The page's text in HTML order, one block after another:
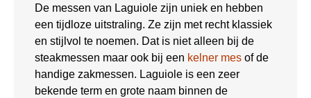
De messen van Laguiole zijn uniek en hebben
een tijdloze uitstraling. Ze zijn met recht klassiek
en stijlvol te noemen. Dat is niet alleen bij de
steakmessen maar ook bij een kelner mes of de
handige zakmessen. Laguiole is een zeer
bekende term en grote naam binnen de